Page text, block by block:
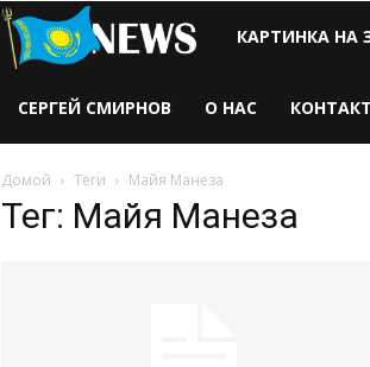
Новости
Казахстана
КАРТИНКА НА
СЕРГЕЙ СМИРНОВ О НАС
Домой Теги Майя Манеза
Тег: Майя Манеза